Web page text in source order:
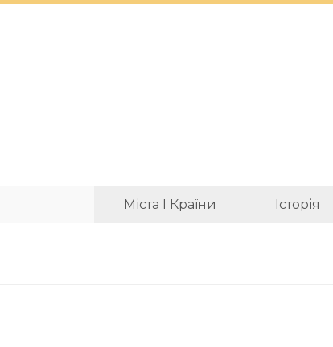
Міста І Країни Історія